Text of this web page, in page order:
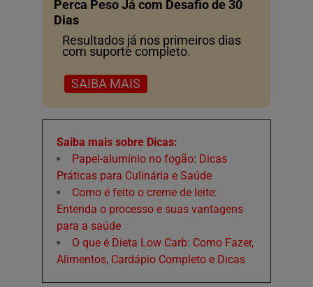
Perca Peso Já com Desafio de 30
Dias
Resultados já nos primeiros dias
com suporte completo.
SAIBA MAIS
Saiba mais sobre Dicas:
Papel-alumínio no fogão: Dicas
Práticas para Culinária e Saúde
Como é feito o creme de leite:
Entenda o processo e suas vantagens
para a saúde
O que é Dieta Low Carb: Como Fazer,
Alimentos, Cardápio Completo e Dicas